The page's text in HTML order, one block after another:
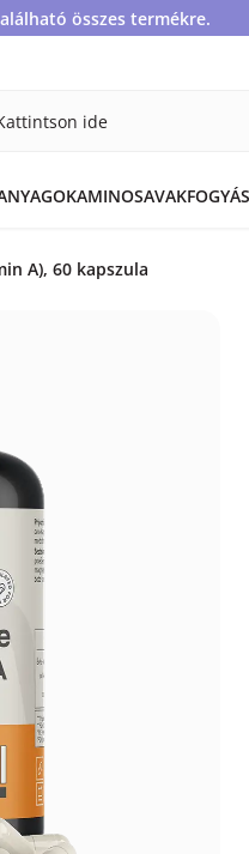
összes termékre.
ide
AMINOSAVAKFOGYÁS
A), 60 kapszula